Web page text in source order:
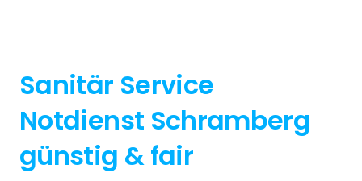
Sanitär Service
Notdienst Schramberg
günstig & fair